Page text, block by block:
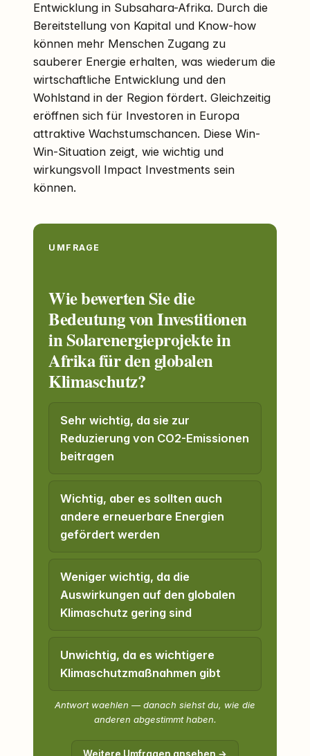
Entwicklung in Subsahara-Afrika. Durch die
Bereitstellung von Kapital und Know-how
können mehr Menschen Zugang zu
sauberer Energie erhalten, was wiederum die
wirtschaftliche Entwicklung und den
Wohlstand in der Region fördert. Gleichzeitig
eröffnen sich für Investoren in Europa
attraktive Wachstumschancen. Diese Win-
Win-Situation zeigt, wie wichtig und
wirkungsvoll Impact Investments sein
können.
UMFRAGE
Wie bewerten Sie die
Bedeutung von Investitionen
in Solarenergieprojekte in
Afrika für den globalen
Klimaschutz?
Sehr wichtig, da sie zur
Reduzierung von CO2-Emissionen
beitragen
Wichtig, aber es sollten auch
andere erneuerbare Energien
gefördert werden
Weniger wichtig, da die
Auswirkungen auf den globalen
Klimaschutz gering sind
Unwichtig, da es wichtigere
Klimaschutzmaßnahmen gibt
Antwort waehlen — danach siehst du, wie die
anderen abgestimmt haben.
Weitere Umfragen ansehen →